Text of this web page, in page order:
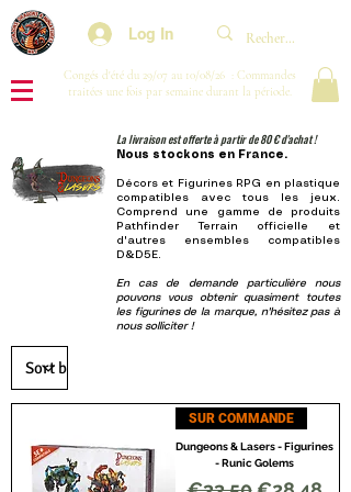
Log In
Congés d'été du 29/07 au 10/08/26 : Commandes
traitées une fois par semaine durant la période.
La livraison est offerte à partir de 80 € d'achat !
Nous stockons en France.
Décors et Figurines RPG en plastique
compatibles avec tous les jeux.
Comprend une gamme de produits
Pathfinder Terrain officielle et
d'autres ensembles compatibles
D&D5E.
En cas de demande particulière nous
pouvons vous obtenir quasiment toutes
les figurines de la marque, n'hésitez pas à
nous solliciter !
SUR COMMANDE
Dungeons & Lasers - Figurines
- Runic Golems